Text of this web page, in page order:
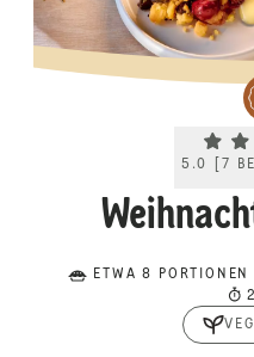
5.0 7
ETWA 8 PORTIONEN